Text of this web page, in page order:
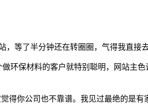
等了半分钟还在转圈圈，气得我直接
环保材料的客户就特别聪明，网站主
得你公司也不靠谱。我见过最绝的是